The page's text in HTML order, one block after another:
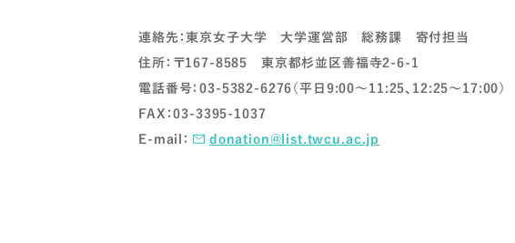
連絡先：東京女子大学 大学運営部 総務課 寄付担当
住所：〒167-8585 東京都杉並区善福寺2-6-1
電話番号：03-5382-6276（平日9:00～11:25、12:25～17:00）
FAX：03-3395-1037
E-mail：
donation@list.twcu.ac.jp